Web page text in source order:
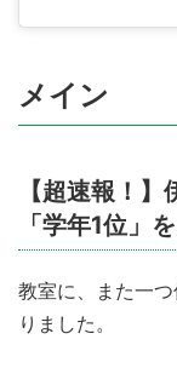
メイン
【超速報！
「学年1位」
教室に、また一
りました。